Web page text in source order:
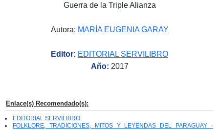
Guerra de la Triple Alianza
Autora: MARÍA EUGENIA GARAY
Editor: EDITORIAL SERVILIBRO
Año: 2017
Enlace(s) Recomendado(s):
EDITORIAL SERVILIBRO
FOLKLORE, TRADICIONES, MITOS Y LEYENDAS DEL PARAGUAY -